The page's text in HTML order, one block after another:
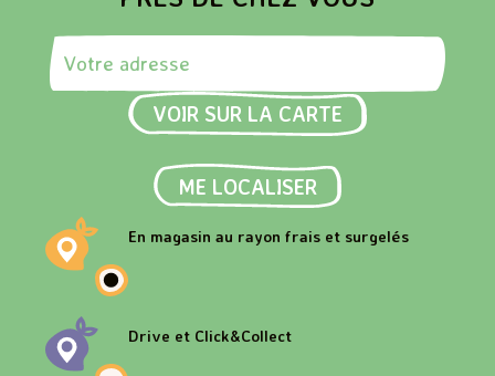
VOIR SUR LA CARTE
ME LOCALISER
En magasin au rayon frais et surgelés
Drive et Click&Collect